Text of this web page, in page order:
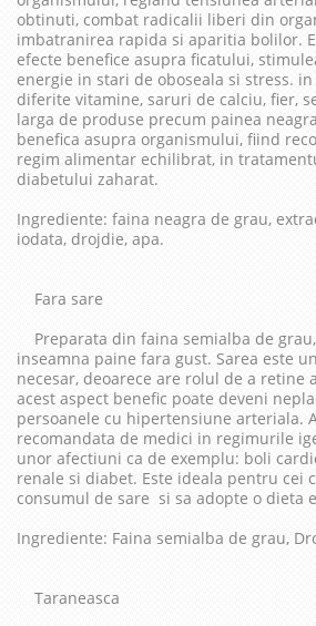
obtinuti, combat radicalii liberi din
imbatranirea rapida si aparitia bolilor.
efecte benefice asupra ficatului,
energie in stari de oboseala si stress.
diferite vitamine, saruri de calciu, fier,
larga de produse precum painea
benefica asupra organismului, fiind
regim alimentar echilibrat, in
diabetului zaharat.
Ingrediente: faina neagra de grau,
iodata, drojdie, apa.
Fara sare
Preparata din faina semialba de
inseamna paine fara gust. Sarea este
necesar, deoarece are rolul de a retine
acest aspect benefic poate deveni
persoanele cu hipertensiune arteriala.
recomandata de medici in regimurile
unor afectiuni ca de exemplu: boli
renale si diabet. Este ideala pentru cei
consumul de sare si sa adopte o dieta
Ingrediente: Faina semialba de grau,
Taraneasca